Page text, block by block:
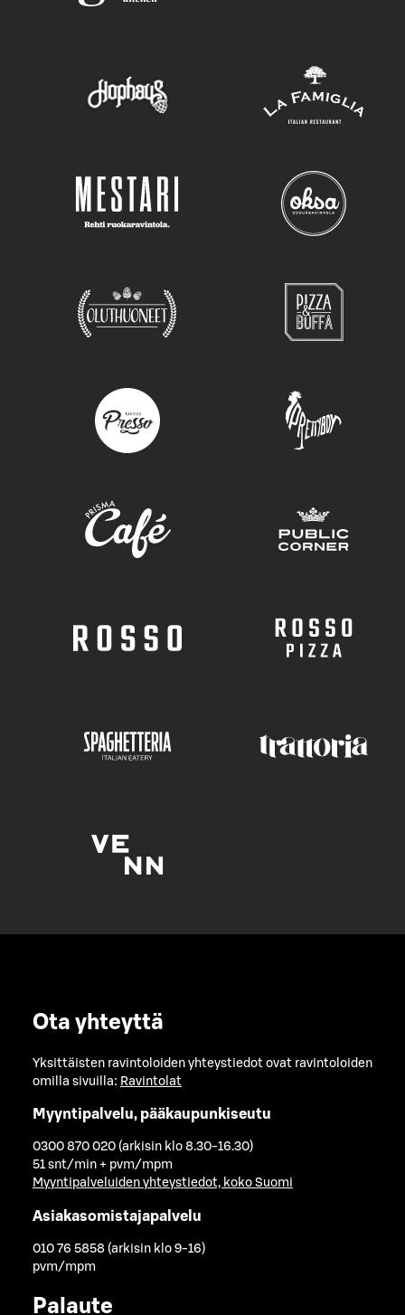
Ota yhteyttä
Yksittäisten ravintoloiden yhteystiedot ovat ravintoloiden
omilla sivuilla: Ravintolat
Myyntipalvelu, pääkaupunkiseutu
0300 870 020 (arkisin klo 8.30-16.30)
51 snt/min + pvm/mpm
Myyntipalveluiden yhteystiedot, koko Suomi
Asiakasomistajapalvelu
010 76 5858 (arkisin klo 9-16)
pvm/mpm
Palaute